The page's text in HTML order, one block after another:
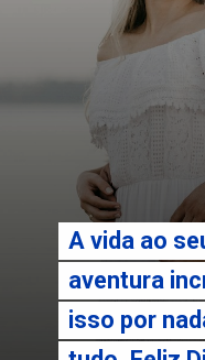
A vida ao
aventura
isso por
A vida ao
aventura
isso por